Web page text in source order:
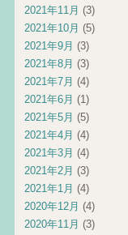
2021年11月 (3)
2021年10月 (5)
2021年9月 (3)
2021年8月 (3)
2021年7月 (4)
2021年6月 (1)
2021年5月 (5)
2021年4月 (4)
2021年3月 (4)
2021年2月 (3)
2021年1月 (4)
2020年12月 (4)
2020年11月 (3)